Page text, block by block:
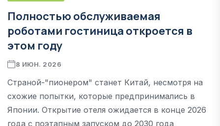
Полностью обслуживаемая
роботами гостиница откроется в
этом году
8 ИЮН. 2026
Страной-"пионером" станет Китай, несмотря на
схожие попытки, которые предпринимались в
Японии. Открытие отеля ожидается в конце 2026
года с поэтапным запуском до 2030 года